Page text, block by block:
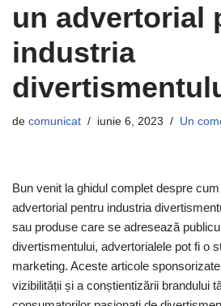
un advertorial
industria
de comunicat iunie 6, 2023 Un
Bun venit la ghidul complet despre
advertorial pentru industria
sau produse care se adresează
divertismentului, advertorialele pot fi o
marketing. Aceste articole
vizibilității și a conștientizării brandului